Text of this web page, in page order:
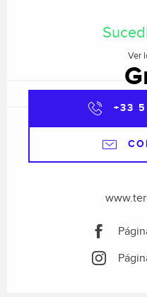
Ver
+33